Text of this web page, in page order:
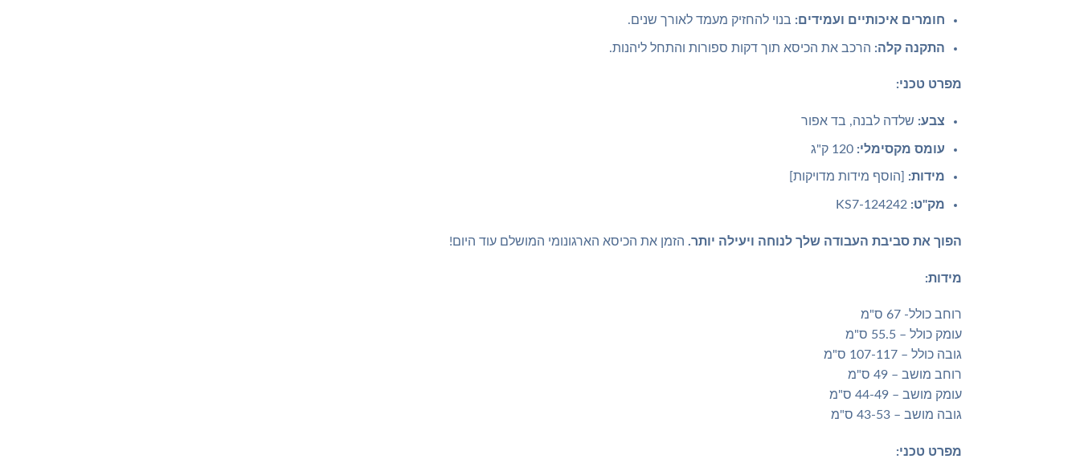
חומרים איכותיים ועמידים: בנוי להחזיק מעמד לאורך שנים.
התקנה קלה: הרכב את הכיסא תוך דקות ספורות והתחל ליהנות.
מפרט טכני:
צבע: שלדה לבנה, בד אפור
עומס מקסימלי:
מידות: [הוסף מידות מדויקות]
מק"ט:
הפוך את סביבת העבודה שלך לנוחה ויעילה יותר. הזמן את הכיסא הארגונומי המושלם עוד היום!
מידות:
רוחב כולל- 67 ס"מ
עומק כולל – 55.5 ס"מ
גובה כולל – 107-117 ס"מ
רוחב מושב – 49 ס"מ
עומק מושב – 44-49 ס"מ
גובה מושב – 43-53 ס"מ
מפרט טכני: